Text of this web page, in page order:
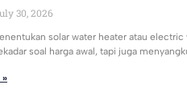
30, 2026
solar water heater atau
soal harga awal, tapi juga
»